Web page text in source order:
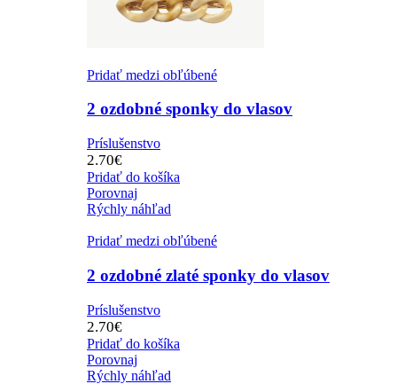
Pridať medzi obľúbené
2 ozdobné sponky do vlasov
Príslušenstvo
2.70€
Pridať do košíka
Porovnaj
Rýchly náhľad
Pridať medzi obľúbené
2 ozdobné zlaté sponky do vlasov
Príslušenstvo
2.70€
Pridať do košíka
Porovnaj
Rýchly náhľad